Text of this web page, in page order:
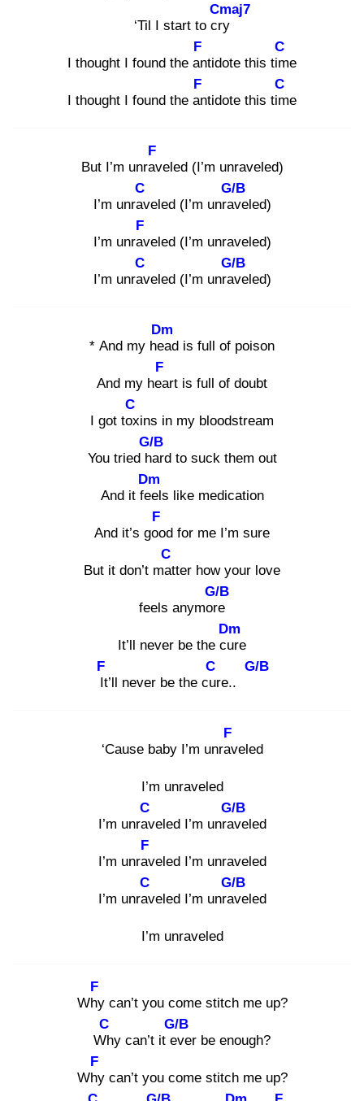
‘Til I start to cry
Cmaj7
I thought I found the an
F
tidote this tim
C
e
I thought I found the an
F
tidote this tim
C
e
But I’m unrav
F
eled (I’m unraveled)
I’m unrav
C
eled (I’m unrav
G/B
eled)
I’m unrav
F
eled (I’m unraveled)
I’m unrav
C
eled (I’m unrav
G/B
eled)
* And my hea
Dm
d is full of poison
And my hea
F
rt is full of doubt
I got tox
C
ins in my bloodstream
You tried ha
G/B
rd to suck them out
And it fee
Dm
ls like medication
And it’s goo
F
d for me I’m sure
But it don’t mat
C
ter how your love
feels anymore
G/B
It’ll never be the cur
Dm
e
It’
F
ll never be the cur
C
e..
G/B
‘Cause baby I’m unrav
F
eled
I’m unraveled
I’m unrav
C
eled I’m unrav
G/B
eled
I’m unrav
F
eled I’m unraveled
I’m unrav
C
eled I’m unrav
G/B
eled
I’m unraveled
Why
F
can’t you come stitch me up?
Wh
C
y can’t it ev
G/B
er be enough?
Why
F
can’t you come stitch me up?